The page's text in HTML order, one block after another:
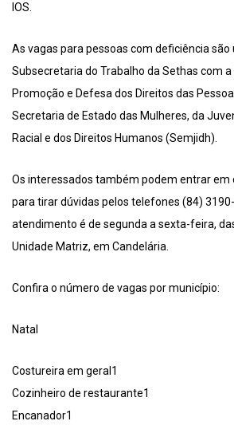
IOS.
As vagas para pessoas com deficiência
Subsecretaria do Trabalho da Sethas com
Promoção e Defesa dos Direitos das
Secretaria de Estado das Mulheres, da
Racial e dos Direitos Humanos (Semjidh).
Os interessados também podem entrar em
para tirar dúvidas pelos telefones (84)
atendimento é de segunda a sexta-feira,
Unidade Matriz, em Candelária.
Confira o número de vagas por município:
Natal
Costureira em geral1
Cozinheiro de restaurante1
Encanador1